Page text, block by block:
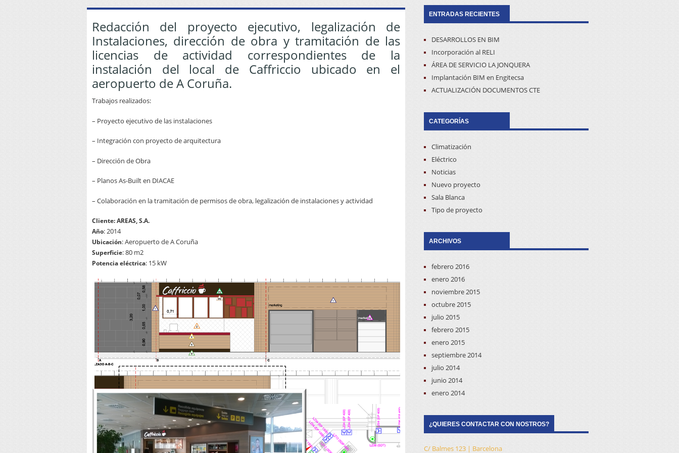
Redacción del proyecto ejecutivo, legalización de
Instalaciones, dirección de obra y tramitación de las
licencias de actividad correspondientes de la
instalación del local de Caffriccio ubicado en el
aeropuerto de A Coruña.
Trabajos realizados:
– Proyecto ejecutivo de las instalaciones
– Integración con proyecto de arquitectura
– Dirección de Obra
– Planos As-Built en DIACAE
– Colaboración en la tramitación de permisos de obra, legalización de instalaciones y actividad
Cliente: AREAS, S.A.
Año: 2014
Ubicación: Aeropuerto de A Coruña
Superficie: 80 m2
Potencia eléctrica: 15 kW
ENTRADAS RECIENTES
DESARROLLOS EN BIM
Incorporación al RELI
ÁREA DE SERVICIO LA JONQUERA
Implantación BIM en Engitecsa
ACTUALIZACIÓN DOCUMENTOS CTE
CATEGORÍAS
Climatización
Eléctrico
Noticias
Nuevo proyecto
Sala Blanca
Tipo de proyecto
ARCHIVOS
febrero 2016
enero 2016
noviembre 2015
octubre 2015
julio 2015
febrero 2015
enero 2015
septiembre 2014
julio 2014
junio 2014
enero 2014
¿QUIERES CONTACTAR CON NOSTROS?
C/ Balmes 123 | Barcelona